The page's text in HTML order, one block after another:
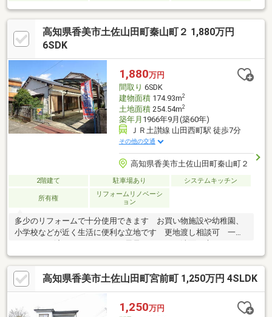
高知県香美市土佐山田町秦山町２ 1,880万円
6SDK
1,880万円
間取り 6SDK
建物面積174.93m2
土地面積254.54m2
築年月 1966年9月(築60年)
ＪＲ土讃線 山田西町駅 徒歩7分
その他の交通
高知県香美市土佐山田町秦山町２
2階建て 駐車場あり システムキッチン
所有権
リフォームリノベーシ
ョン
多少のリフォームで十分使用できます お買い物施設や幼稚園、
小学校などが近く生活に便利な立地です 更地渡し相談可 一部
高知県香美市土佐山田町宮前町 1,250万円 4SLDK
1,250万円